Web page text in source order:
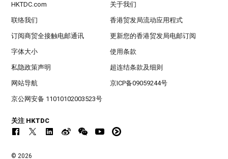
HKTDC.com 关于我们
联络我们 香港贸发局流动应用程式
订阅商贸全接触电邮通讯 更新您的香港贸发局电邮订阅
字体大小 使用条款
私隐政策声明 超连结条款及细则
网站导航 京ICP备09059244号
京公网安备 11010102003523号
关注 HKTDC
© 2026